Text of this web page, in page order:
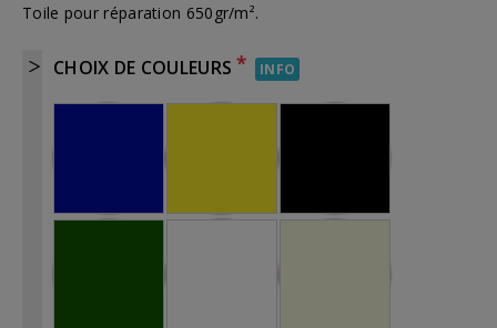
Toile pour réparation 650gr/m².
CHOIX DE COULEURS* INFO